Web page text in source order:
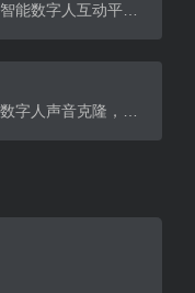
有道小采样是一款智能数字人互动平台，通过AI技术，实现自然语言交流和互动，适用于教育、客服等多个场景。
数字人形象克隆，数字人声音克隆，短视频创作